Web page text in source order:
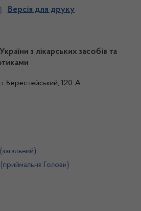
Версія для друку
з лікарських засобів та
Берестейський, 120-А
Голови)